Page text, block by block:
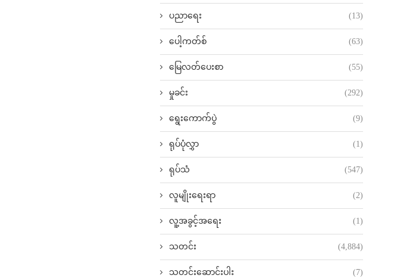
ပညာရေး (13)
ပေါ့ကတ်စ် (63)
မြေလတ်ပေးစာ (55)
မှုခင်း (292)
ရွေးကောက်ပွဲ (9)
ရုပ်ပုံလွှာ (1)
ရုပ်သံ (547)
လူမျိုးရေးရာ (2)
လူ့အခွင့်အရေး (1)
သတင်း (4,884)
သတင်းဆောင်းပါး (7)